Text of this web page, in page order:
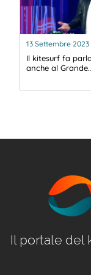
13 Settembre 2023
Il kitesurf fa
anche al
Il portale del